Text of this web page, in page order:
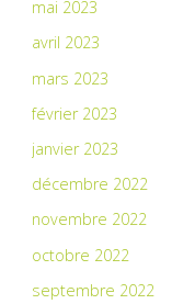
mai 2023
avril 2023
mars 2023
février 2023
janvier 2023
décembre 2022
novembre 2022
octobre 2022
septembre 2022